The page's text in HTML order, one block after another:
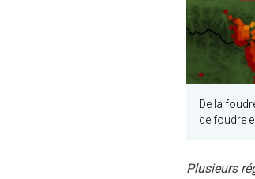
De la
de foudre
Plusieurs